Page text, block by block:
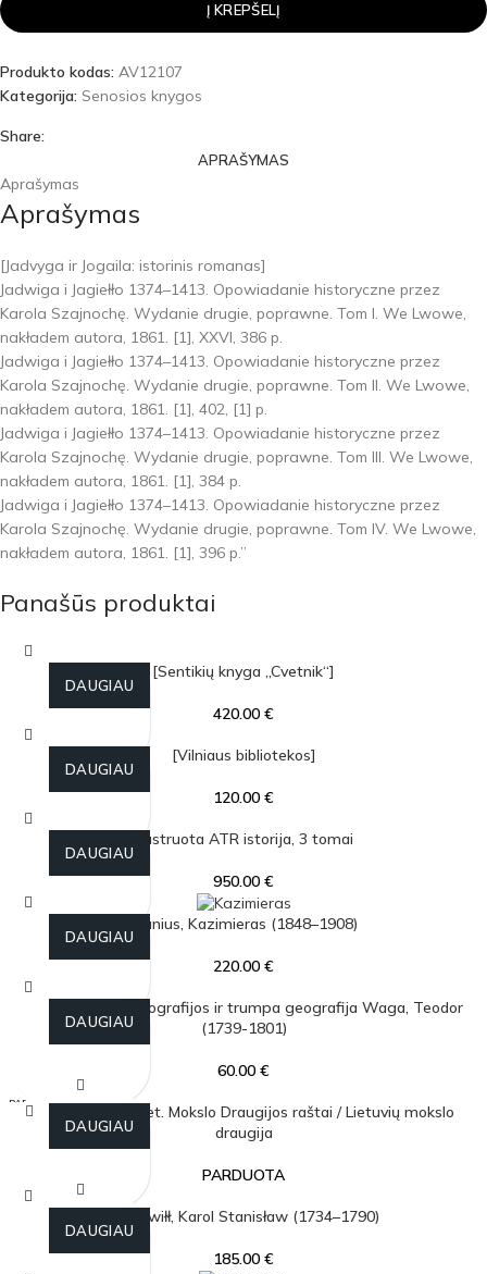
Į KREPŠELĮ
Produkto kodas: AV12107
Kategorija: Senosios knygos
Share:
APRAŠYMAS
Aprašymas
Aprašymas
[Jadvyga ir Jogaila: istorinis romanas]
Jadwiga i Jagiełło 1374–1413. Opowiadanie historyczne przez
Karola Szajnochę. Wydanie drugie, poprawne. Tom I. We Lwowe,
nakładem autora, 1861. [1], XXVI, 386 p.
Jadwiga i Jagiełło 1374–1413. Opowiadanie historyczne przez
Karola Szajnochę. Wydanie drugie, poprawne. Tom II. We Lwowe,
nakładem autora, 1861. [1], 402, [1] p.
Jadwiga i Jagiełło 1374–1413. Opowiadanie historyczne przez
Karola Szajnochę. Wydanie drugie, poprawne. Tom III. We Lwowe,
nakładem autora, 1861. [1], 384 p.
Jadwiga i Jagiełło 1374–1413. Opowiadanie historyczne przez
Karola Szajnochę. Wydanie drugie, poprawne. Tom IV. We Lwowe,
nakładem autora, 1861. [1], 396 p.”
Panašūs produktai
[Sentikių knyga „Cvetnik“]
420.00 €
DAUGIAU
[Vilniaus bibliotekos]
120.00 €
DAUGIAU
Iliustruota ATR istorija, 3 tomai
950.00 €
DAUGIAU
Jaunius, Kazimieras (1848–1908)
220.00 €
DAUGIAU
Lenkijos karalių biografijos ir trumpa geografija Waga, Teodor
(1739-1801)
60.00 €
DAUGIAU
PARDU
OTA
Lietuvių tauta Liet. Mokslo Draugijos raštai / Lietuvių mokslo
draugija
PARDUOTA
DAUGIAU
Radziwiłł, Karol Stanisław (1734–1790)
185.00 €
DAUGIAU